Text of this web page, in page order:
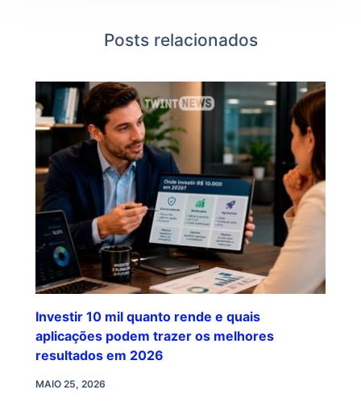
Posts relacionados
Investir 10 mil quanto rende e quais
aplicações podem trazer os melhores
resultados em 2026
MAIO 25, 2026